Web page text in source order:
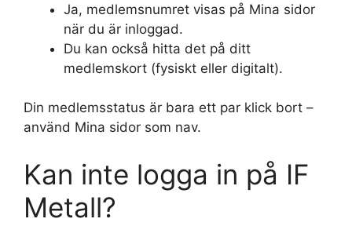
Ja, medlemsnumret visas på Mina sidor
när du är inloggad.
Du kan också hitta det på ditt
medlemskort (fysiskt eller digitalt).
Din medlemsstatus är bara ett par klick bort –
använd Mina sidor som nav.
Kan inte logga in på IF
Metall?